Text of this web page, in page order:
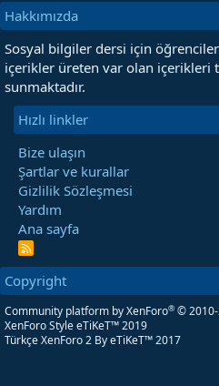
Hakkımızda
Sosyal bilgiler dersi için
içerikler üreten var olan içerikleri
sunmaktadır.
Hızlı linkler
Bize ulaşın
Şartlar ve kurallar
Gizlilik Sözleşmesi
Yardım
Ana sayfa
R
S
Copyright
Community platform by XenForo® © 2010-
XenForo Style eTiKeT™ 2019
Türkçe XenForo 2 By eTiKeT™ 2017